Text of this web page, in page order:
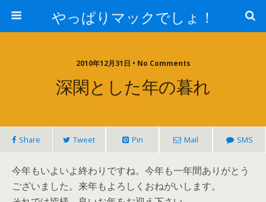
やっぱりマックでしょ！
2010年12月31日 • No Comments
深閑とした年の暮れ
Share Tweet Pin Mail SMS
今年もいよいよ終わりですね。今年も一年間ありがとう
ございました。来年もよろしくおねがいします。